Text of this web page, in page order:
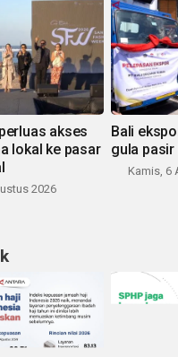
akses
lokal ke pasar
2026
Bali
gula pasir
Kamis, 6